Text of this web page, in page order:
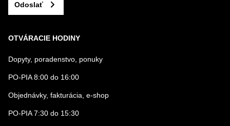
Odoslať
OTVÁRACIE HODINY
Dopyty, poradenstvo, ponuky
PO-PIA 8:00 do 16:00
Objednávky, fakturácia, e-shop
PO-PIA 7:30 do 15:30